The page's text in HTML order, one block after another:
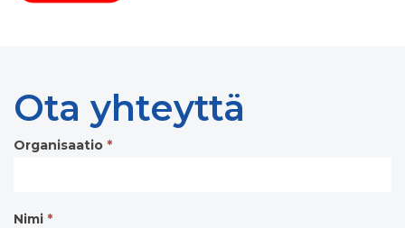
Ota yhteyttä
Contact
Organisaatio *
Nimi *